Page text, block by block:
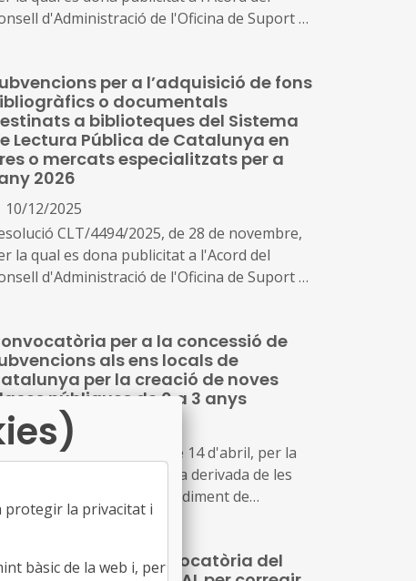
d'Administració de l'Oficina de Suport a
en règim de concurrència no
per a l'adquisició de fons
o documentals destinats a
del Sistema de Lectura Pública de
en fires o mercats especialitzats per
l'any 2026
per a l’adquisició de fons
o documentals
a biblioteques del Sistema
Lectura Pública de Catalunya en
o mercats especialitzats per a
2026
10/12/2025
CLT/4494/2025, de 28 de novembre,
la qual es dona publicitat a l'Acord del
d'Administració de l'Oficina de Suport a
en règim de concurrència no
per a l'adquisició de fons
o documentals destinats a
del Sistema de Lectura Pública de
en fires o mercats especialitzats per
l'any 2026
per a la concessió de
als ens locals de
per la creació de noves
públiques de 0 a 3 anys
21/04/2026
EDF/1162/2026, de 14 d'abril, per la
s'aprova la convocatòria derivada de les
reguladores del procediment de
de subvencions als ens locals de
equipament i funcionament
de la convocatòria del
protegir la privacitat i
bàsic de la web i, per